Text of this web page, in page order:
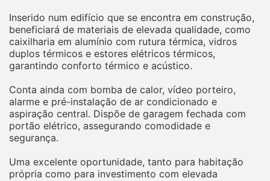
Inserido num edifício que se encontra em construção,
beneficiará de materiais de elevada qualidade, como
caixilharia em alumínio com rutura térmica, vidros
duplos térmicos e estores elétricos térmicos,
garantindo conforto térmico e acústico.
Conta ainda com bomba de calor, vídeo porteiro,
alarme e pré-instalação de ar condicionado e
aspiração central. Dispõe de garagem fechada com
portão elétrico, assegurando comodidade e
segurança.
Uma excelente oportunidade, tanto para habitação
própria como para investimento com elevada